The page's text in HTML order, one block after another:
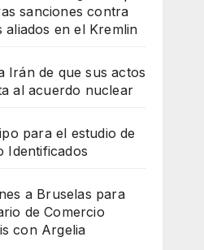
sanciones contra
en el Kremlin
Irán de que sus actos
al acuerdo nuclear
para el estudio de
Identificados
a Bruselas para
de Comercio
con Argelia